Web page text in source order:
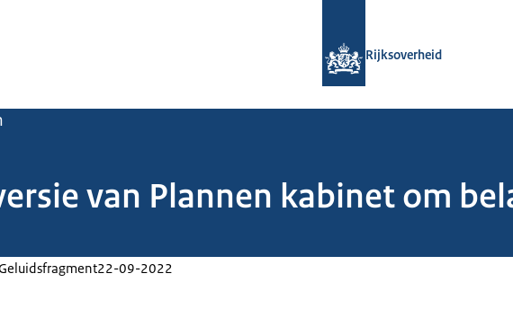
Rijksoverheid
van Plannen kabinet om
22-09-2022